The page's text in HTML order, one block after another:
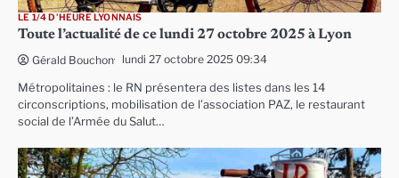
LE 1/4 D'HEURE LYONNAIS
Toute l’actualité de ce lundi 27 octobre 2025 à Lyon
Gérald Bouchon lundi 27 octobre 2025 09:34
Métropolitaines : le RN présentera des listes dans les 14
circonscriptions, mobilisation de l’association PAZ, le restaurant
social de l’Armée du Salut…